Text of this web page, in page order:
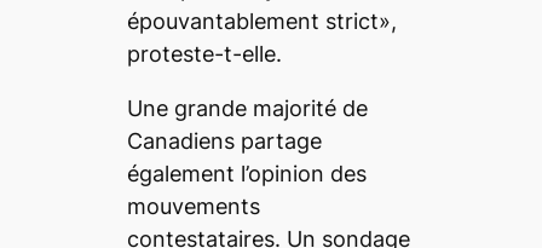
épouvantablement strict»,
proteste-t-elle.
Une grande majorité de
Canadiens partage
également l’opinion des
mouvements
contestataires. Un sondage